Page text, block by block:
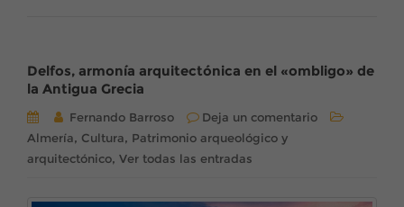
Delfos, armonía arquitectónica en el «ombligo» de
la Antigua Grecia
Fernando Barroso
Deja un comentario
Almería, Cultura, Patrimonio arqueológico y
arquitectónico, Ver todas las entradas